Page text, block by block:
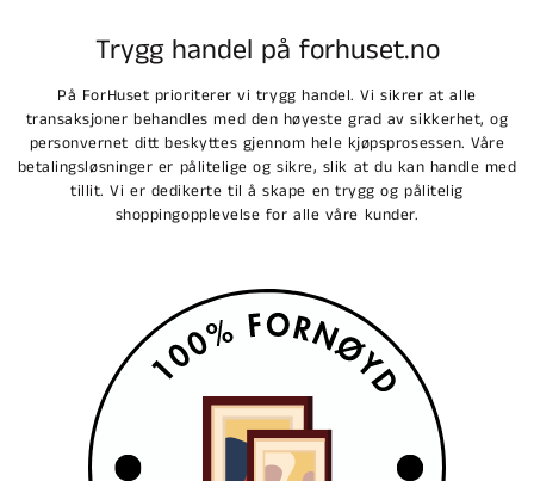
Trygg handel på forhuset.no
På ForHuset prioriterer vi trygg handel. Vi sikrer at alle
transaksjoner behandles med den høyeste grad av sikkerhet, og
personvernet ditt beskyttes gjennom hele kjøpsprosessen. Våre
betalingsløsninger er pålitelige og sikre, slik at du kan handle med
tillit. Vi er dedikerte til å skape en trygg og pålitelig
shoppingopplevelse for alle våre kunder.